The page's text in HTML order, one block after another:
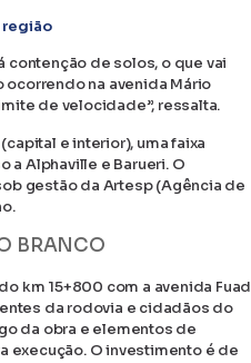
região
contenção de solos, o que vai
na avenida Mário
de velocidade”, ressalta.
e interior), uma faixa
a Alphaville e Barueri. O
gestão da Artesp (Agência de
BRANCO
km 15+800 com a avenida Fuad
da rodovia e cidadãos do
da obra e elementos de
execução. O investimento é de